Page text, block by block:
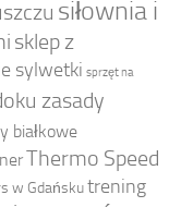
siłownia i
sklep z
sylwetki sprzęt na
zasady
białkowe
Thermo Speed
w Gdańskutrening